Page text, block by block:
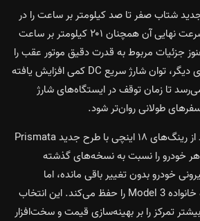
شتاب صفر تا صد کیلومتر بر ساعت را در
۶.۲ ثانیه ثبت می‌کند و سرعت نهایی آن همچنان ۲۰۱ کیلومتر بر ساعت
جزئیات مربوط به قدرت دقیق موتور عقب را
منتشر نکرده است. از سوی دیگر، توان شارژ سریع DC کمی افزایش یافته
کیلووات می‌رسد تا زمان توقف در ایستگاه‌های شارژ
طولانی روان‌تر شود.
تسلا برای نسخه استاندارد از رینگ‌های ۱۸ اینچی با طرح جدید Prismata
خودرو را نسبت به نسخه‌های گذشته
خودرو بدون تغییر باقی مانده، اما
همچنان هویت به‌روزشده خانواده Model 3 را حفظ می‌کند. این انتخاب
تمرکز را بر بهینه‌سازی قیمت و سخت‌افزار